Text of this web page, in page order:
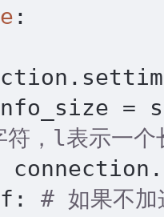
:
=
符，l表示一个
# 如果不